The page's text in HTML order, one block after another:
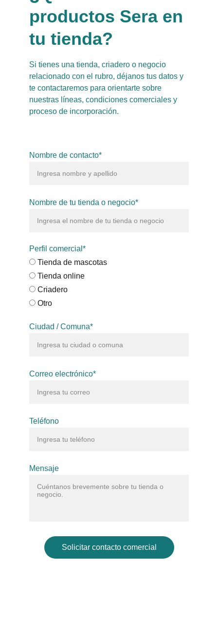
Nombre de contacto*
Nombre de tu tienda o negocio*
Perfil comercial*
Tienda de mascotas
Tienda online
Criadero
Otro
Ciudad / Comuna*
Correo electrónico*
Teléfono
Mensaje
Solicitar contacto comercial
productos Sera en
tu tienda?
Si tienes una tienda, criadero o negocio
relacionado con el rubro, déjanos tus datos y
te contactaremos para orientarte sobre
nuestras líneas, condiciones comerciales y
proceso de incorporación.